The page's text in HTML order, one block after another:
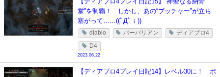
堂”を制覇！ しかし、あの“ブッチャー”が立ち
塞がって……((ﾟДﾟ；))
diablo バーバリアン ディアブロ4
D4
2023.06.22
【ディアブロ4プレイ日記14】レベル30に！ ポ